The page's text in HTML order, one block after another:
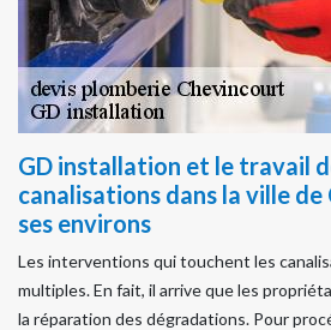
GD installation et le travail
canalisations dans la ville
ses environs
Les interventions qui touchent les
multiples. En fait, il arrive que les
la réparation des dégradations. Pour